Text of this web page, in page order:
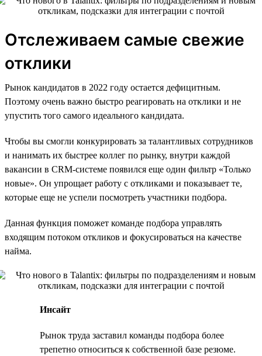
Отслеживаем самые свежие
отклики
Рынок кандидатов в 2022 году остается дефицитным.
Поэтому очень важно быстро реагировать на отклики и не
упустить того самого идеального кандидата.
Чтобы вы смогли конкурировать за талантливых сотрудников
и нанимать их быстрее коллег по рынку, внутри каждой
вакансии в CRM-системе появился еще один фильтр «Только
новые». Он упрощает работу с откликами и показывает те,
которые еще не успели посмотреть участники подбора.
Данная функция поможет команде подбора управлять
входящим потоком откликов и фокусироваться на качестве
найма.
Инсайт
Рынок труда заставил команды подбора более
трепетно относиться к собственной базе резюме.